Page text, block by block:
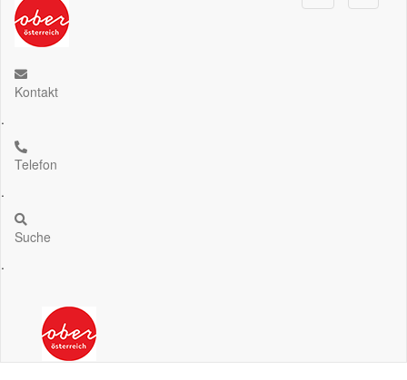
Kontakt
.
Telefon
.
Suche
.